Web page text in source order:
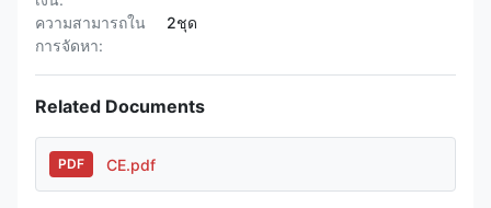
ความสามารถใน
การจัดหา:
2ชุด
Related Documents
PDF CE.pdf